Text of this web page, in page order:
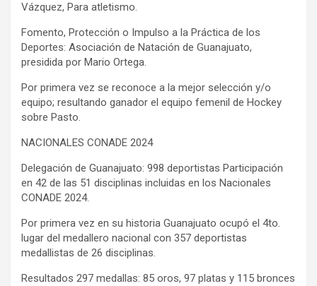
Vázquez, Para atletismo.
Fomento, Protección o Impulso a la Práctica de los
Deportes: Asociación de Natación de Guanajuato,
presidida por Mario Ortega.
Por primera vez se reconoce a la mejor selección y/o
equipo; resultando ganador el equipo femenil de Hockey
sobre Pasto.
NACIONALES CONADE 2024
Delegación de Guanajuato: 998 deportistas Participación
en 42 de las 51 disciplinas incluidas en los Nacionales
CONADE 2024.
Por primera vez en su historia Guanajuato ocupó el 4to.
lugar del medallero nacional con 357 deportistas
medallistas de 26 disciplinas.
Resultados 297 medallas: 85 oros, 97 platas y 115 bronces